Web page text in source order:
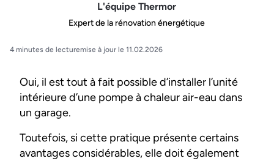
L'équipe Thermor
Expert de la rénovation énergétique
4 minutes de lecturemise à jour le 11.02.2026
Oui, il est tout à fait possible d’installer l’unité
intérieure d’une pompe à chaleur air-eau dans
un garage.
Toutefois, si cette pratique présente certains
avantages considérables, elle doit également